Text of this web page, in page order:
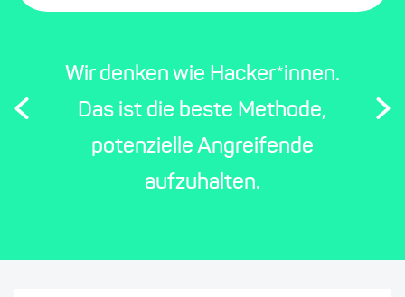
Wir denken wie Hacker*innen.
Das ist die beste Methode,
potenzielle Angreifende
aufzuhalten.